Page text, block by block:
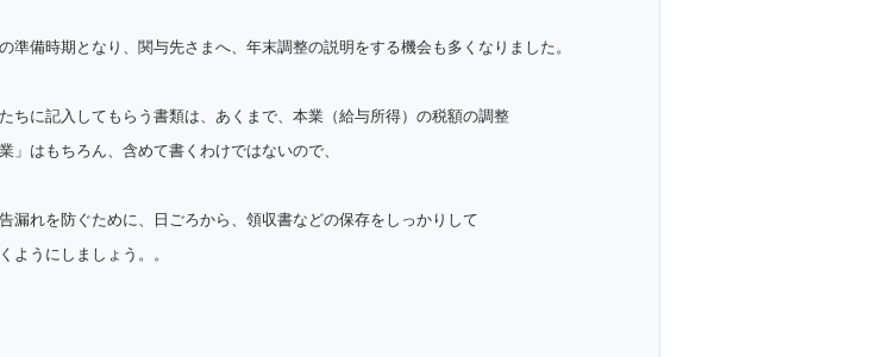
準備時期となり、関与先さまへ、年末調整の説明をする機会も多くなりました。
ちに記入してもらう書類は、あくまで、本業（給与所得）の税額の調整
」はもちろん、含めて書くわけではないので、
漏れを防ぐために、日ごろから、領収書などの保存をしっかりして
ようにしましょう。。